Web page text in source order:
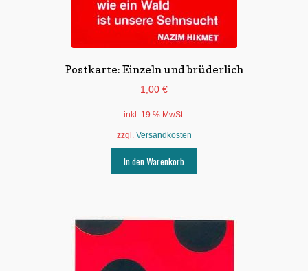
Postkarte: Einzeln und brüderlich
1,00 €
inkl. 19 % MwSt.
zzgl. Versandkosten
In den Warenkorb